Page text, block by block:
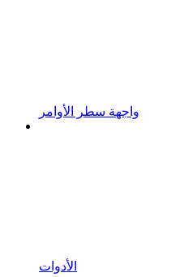
واجهة سطر الأوامر
الأدوات